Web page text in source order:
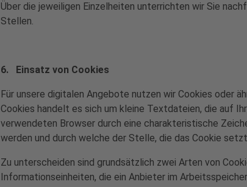
Über die jeweiligen Einzelheiten unterrichten wir Sie
Stellen.
6. Einsatz von Cookies
Für unsere digitalen Angebote nutzen wir Cookies oder
Cookies handelt es sich um kleine Textdateien, die auf
verwendeten Browser durch eine charakteristische
werden und durch welche der Stelle, die das Cookie
Zu unterscheiden sind grundsätzlich zwei Arten von
Informationseinheiten, die ein Anbieter im